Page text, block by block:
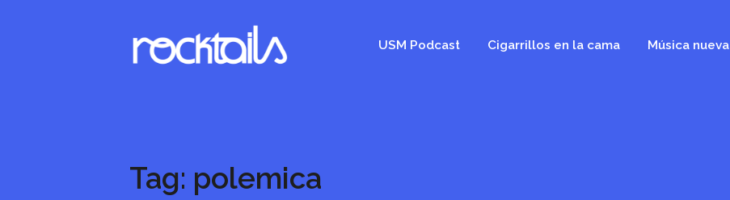
USM Podcast Cigarrillos en la cama Música nueva
Tag: polemica